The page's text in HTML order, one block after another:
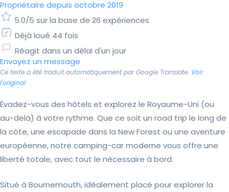
Propriétaire depuis octobre 2019
5.0/5 sur la base de 26 expériences
Déjà loué 44 fois
Réagit dans un délai d'un jour
Envoyez un message
Ce texte a été traduit automatiquement par Google Translate. Voir
l'original
Évadez-vous des hôtels et explorez le Royaume-Uni (ou
au-delà) à votre rythme. Que ce soit un road trip le long de
la côte, une escapade dans la New Forest ou une aventure
européenne, notre camping-car moderne vous offre une
liberté totale, avec tout le nécessaire à bord.
Situé à Bournemouth, idéalement placé pour explorer la